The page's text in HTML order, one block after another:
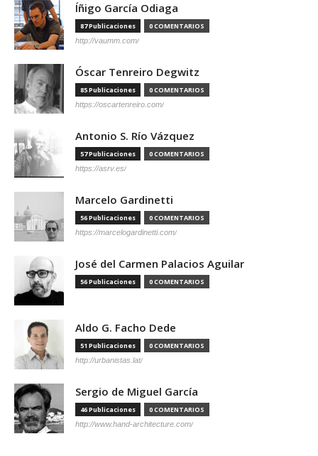
Íñigo García Odiaga
87 Publicaciones 0 COMENTARIOS
http://vaumm.com/
Óscar Tenreiro Degwitz
85 Publicaciones 0 COMENTARIOS
https://oscartenreiro.com/
Antonio S. Río Vázquez
57 Publicaciones 0 COMENTARIOS
https://asrv.es/
Marcelo Gardinetti
56 Publicaciones 0 COMENTARIOS
https://marcelogardinetti.com/
José del Carmen Palacios Aguilar
56 Publicaciones 0 COMENTARIOS
Aldo G. Facho Dede
51 Publicaciones 0 COMENTARIOS
http://urbanistas.lat/
Sergio de Miguel García
46 Publicaciones 0 COMENTARIOS
http://www.hand-architecture.com/